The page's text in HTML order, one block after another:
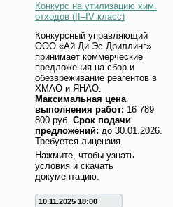
Конкурс на утилизацию хим.
отходов (II–IV класс)
Конкурсный управляющий
ООО «Ай Ди Эс Дриллинг»
принимает коммерческие
предложения на сбор и
обезвреживание реагентов в
ХМАО и ЯНАО.
Максимальная цена
выполнения работ: 16 789
800 руб. Срок подачи
предложений: до 30.01.2026.
Требуется лицензия.
Нажмите, чтобы узнать
условия и скачать
документацию.
10.11.2025 18:00